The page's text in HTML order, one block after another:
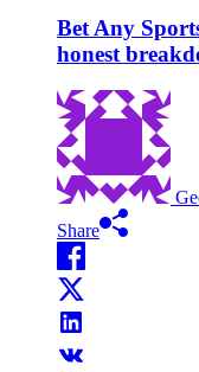
Bet Any
honest
Share